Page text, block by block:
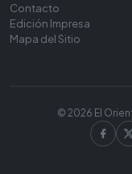
Contacto
Edición Impresa
Mapa del Sitio
© 2026 El